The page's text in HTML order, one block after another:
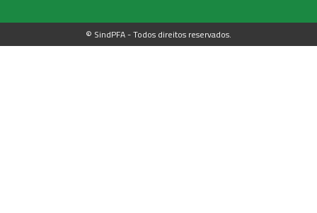
© SindPFA - Todos direitos reservados.